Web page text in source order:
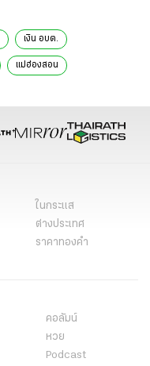
เงิน อบต.
แม่ฮ่องสอน
ในกระแส
ต่างประเทศ
ราคาทองคำ
คอลัมน์
หวย
Podcast